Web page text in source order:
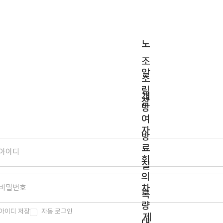
노
조
소
개
알
림
방
참
여
방
자
료
실
회
의
록
차
량
제
이디 저장 자동 로그인